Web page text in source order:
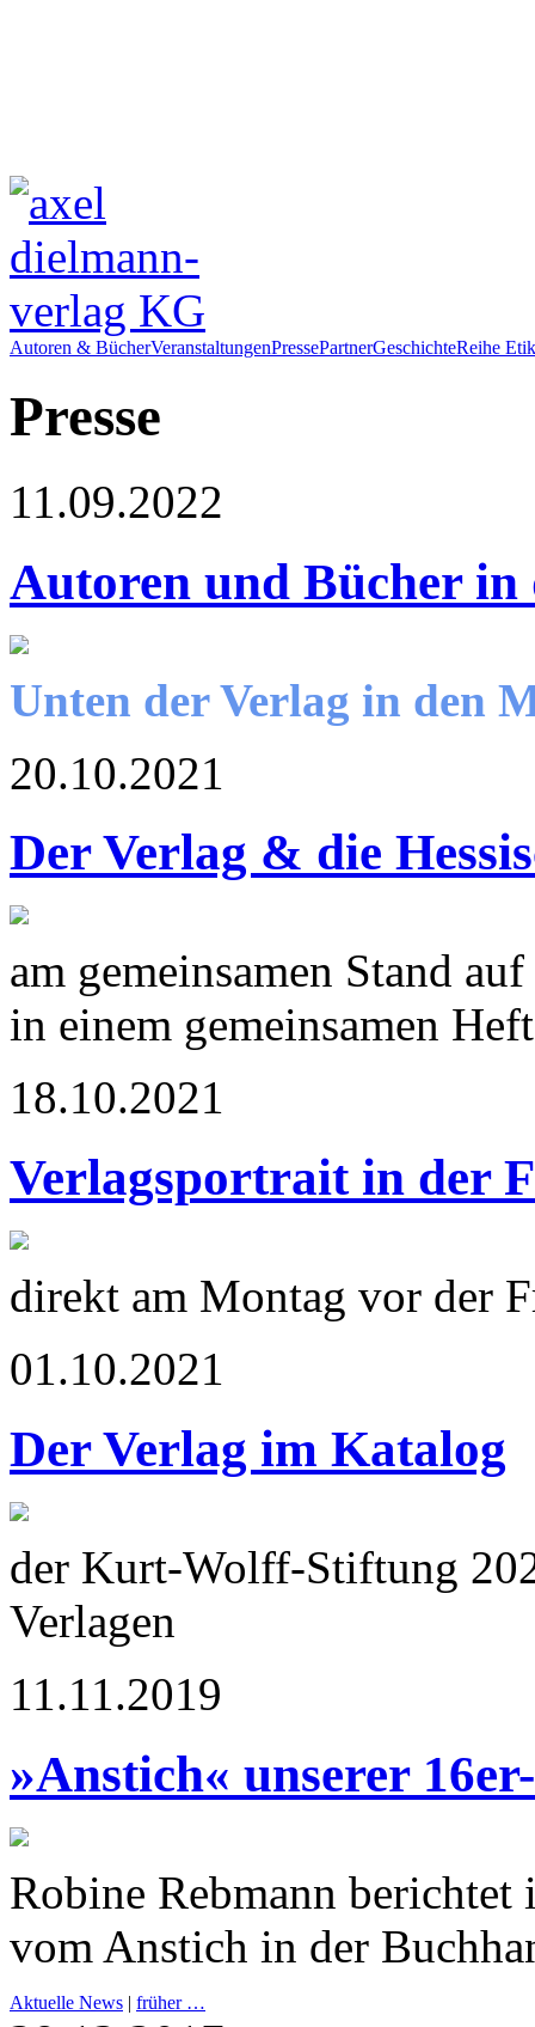
Autoren & BücherVeranstaltungenPressePartnerGeschichteReihe
Presse
11.09.2022
Autoren und Bücher in
Unten der Verlag in den
20.10.2021
Der Verlag & die
am gemeinsamen Stand
in einem gemeinsamen
18.10.2021
Verlagsportrait in der
direkt am Montag vor der
01.10.2021
Der Verlag im Katalog
der Kurt-Wolff-Stiftung
Verlagen
11.11.2019
»Anstich« unserer
Robine Rebmann
vom Anstich in der
Aktuelle News | früher …